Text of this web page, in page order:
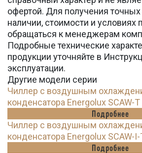
офертой. Для получения
наличии, стоимости и условиях
обращаться к менеджерам
Подробные технические
продукции уточняйте в
эксплуатации.
Другие модели серии
Чиллер с воздушным
конденсатора Energolux SCAW-
Подробнее
Чиллер с воздушным
конденсатора Energolux SCAW-
Подробнее